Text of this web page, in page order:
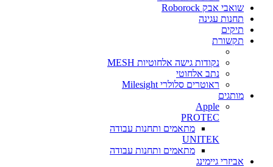
שואבי אבק Roborock
תחנות עגינה
תיקים
תקשורת
נקודות גישה אלחוטיות MESH
נתב אלחוטי
ראוטרים סלולרי Milesight
מותגים
Apple
PROTEC
מתאמים ותחנות עבודה
UNITEK
מתאמים ותחנות עבודה
אביזרי גיימינג